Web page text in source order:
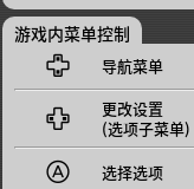
游戏内菜单控制
 导航菜单

更改设置
(选项子菜单)
 选择选项